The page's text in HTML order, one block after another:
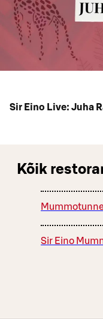
Sir Eino Live: Juha
Kõik
Sir Eino